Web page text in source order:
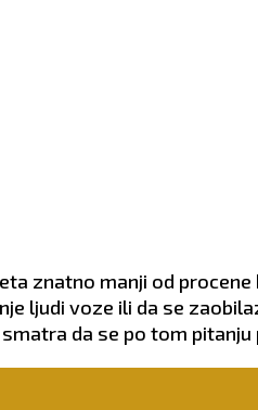
znatno manji od procene
ljudi voze ili da se
da se po tom pitanju